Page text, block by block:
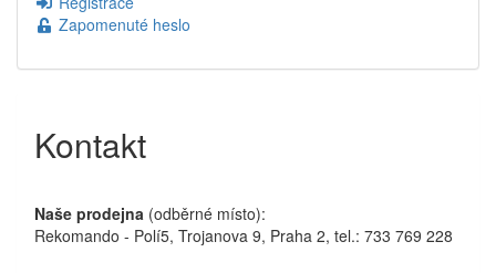
Zapomenuté heslo
Kontakt
Naše prodejna (odběrné místo):
Rekomando - Polí5, Trojanova 9, Praha 2, tel.: 733 769 228